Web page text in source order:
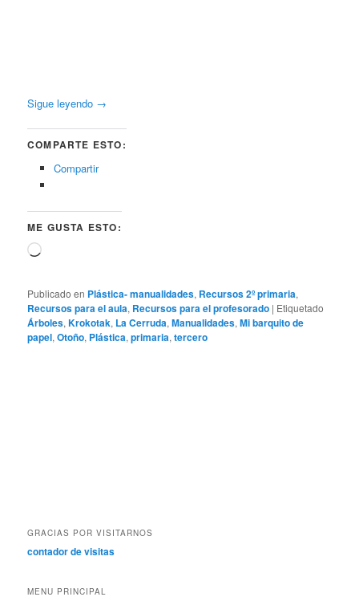
Sigue leyendo →
COMPARTE ESTO:
Compartir
ME GUSTA ESTO:
Cargando...
Publicado en Plástica- manualidades, Recursos 2º primaria,
Recursos para el aula, Recursos para el profesorado | Etiquetado
Árboles,Krokotak, La Cerruda,Manualidades,Mi barquito de
papel,Otoño, Plástica,primaria,tercero
GRACIAS POR VISITARNOS
contador de visitas
MENU PRINCIPAL